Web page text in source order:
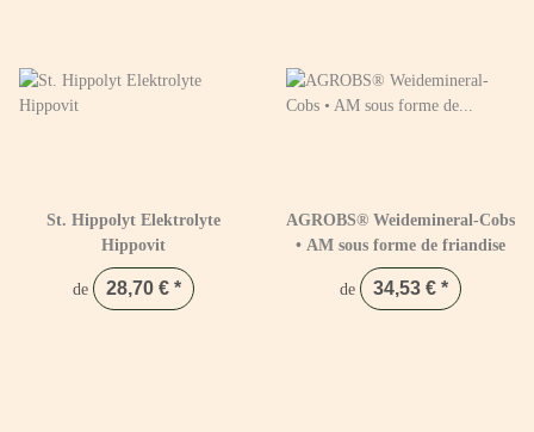
St. Hippolyt Elektrolyte
Hippovit
de 28,70 € *
AGROBS® Weidemineral-Cobs
• AM sous forme de friandise
de 34,53 € *